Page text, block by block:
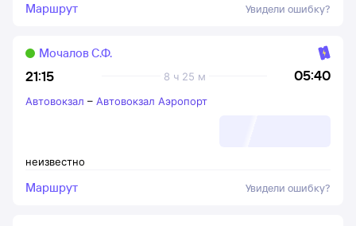
Маршрут Увидели ошибку?
21:15 05:40
8 ч 25 м
Мочалов С.Ф.
неизвестно
Автовокзал – Автовокзал Аэропорт
Маршрут Увидели ошибку?